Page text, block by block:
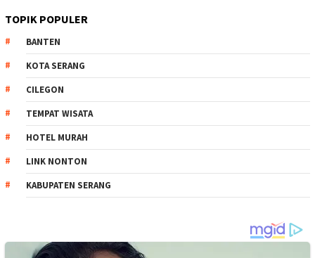
TOPIK POPULER
BANTEN
KOTA SERANG
CILEGON
TEMPAT WISATA
HOTEL MURAH
LINK NONTON
KABUPATEN SERANG